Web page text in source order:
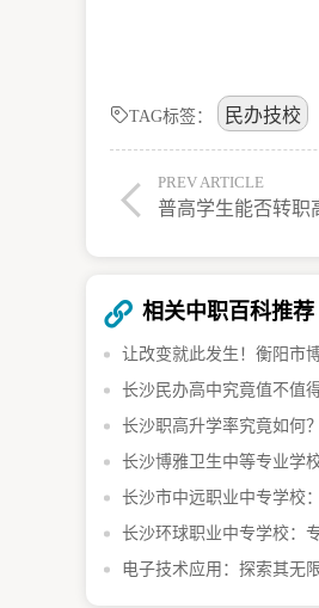
TAG标签： 民办技校
PREV ARTICLE
普高学生能否转职
相关中职百科推荐
让改变就此发生！衡阳市
长沙民办高中究竟值不值
长沙职高升学率究竟如何
长沙博雅卫生中等专业学
专业介绍
长沙市中远职业中专学校
育，成就未来梦想
长沙环球职业中专学校：
育，成就未来梦想
电子技术应用：探索其无